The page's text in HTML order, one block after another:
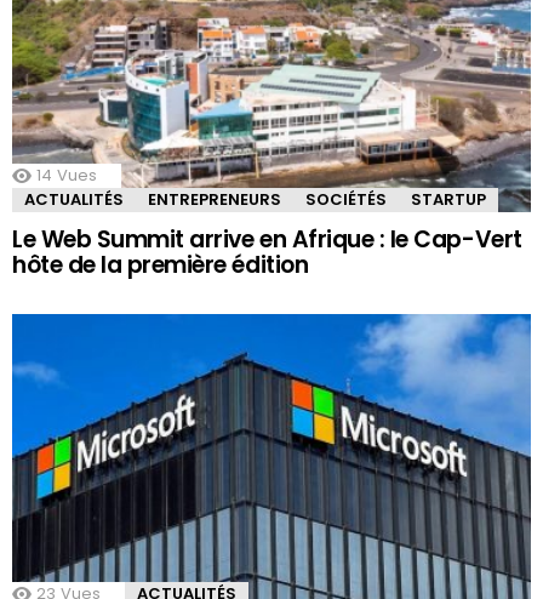
14 Vues
ACTUALITÉS
ENTREPRENEURS SOCIÉTÉS STARTUP
Le Web Summit arrive en Afrique : le Cap-Vert
hôte de la première édition
23 Vues ACTUALITÉS